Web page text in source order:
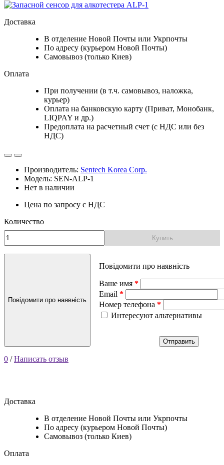
Доставка
В отделение Новой Почты или Укрпочты
По адресу (курьером Новой Почты)
Самовывоз (только Киев)
Оплата
При получении (в т.ч. самовывоз, наложка,
курьер)
Оплата на банковскую карту (Приват, Монобанк,
LIQPAY и др.)
Предоплата на расчетный счет (с НДС или без
НДС)
Производитель: Sentech Korea Corp.
Модель: SEN-ALP-1
Нет в наличии
Цена по запросу с НДС
Количество
Купить
Повідомити про наявність
Повідомити про наявність
Ваше имя
Email
Номер телефона
Интересуют альтернативы
Отправить
0 /Написать отзыв
Доставка
В отделение Новой Почты или Укрпочты
По адресу (курьером Новой Почты)
Самовывоз (только Киев)
Оплата